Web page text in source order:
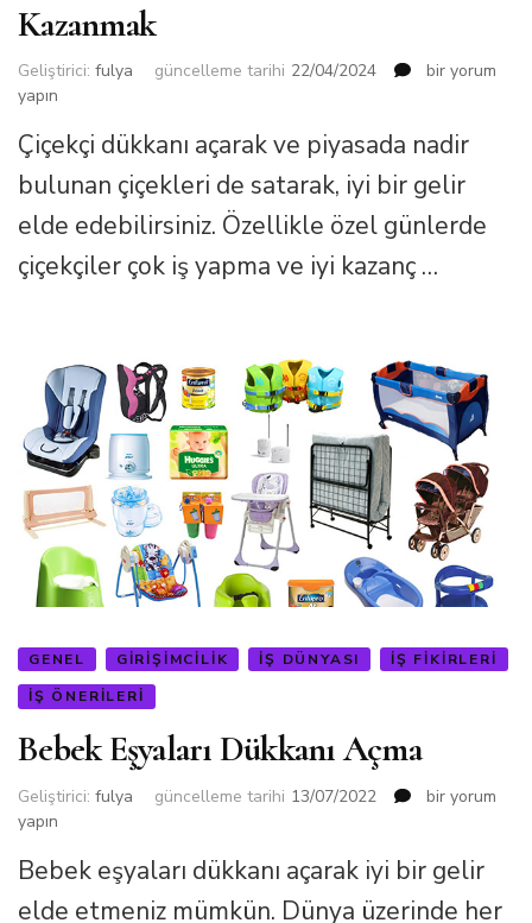
Kazanmak
Geliştirici: fulya güncelleme tarihi 22/04/2024
Çiçekçi
Para
Kazanmak
için
bir yorum
yapın
Çiçekçi dükkanı açarak ve piyasada nadir
bulunan çiçekleri de satarak, iyi bir gelir
elde edebilirsiniz. Özellikle özel günlerde
çiçekçiler çok iş yapma ve iyi kazanç …
GENEL GIRIŞIMCILIK IŞ DÜNYASI
İŞ FIKIRLERI
İŞ ÖNERILERI
Bebek Eşyaları Dükkanı Açma
Geliştirici: fulya güncelleme tarihi 13/07/2022
Bebek
Açma
için
bir yorum
yapın
Bebek eşyaları dükkanı açarak iyi bir gelir
elde etmeniz mümkün. Dünya üzerinde her